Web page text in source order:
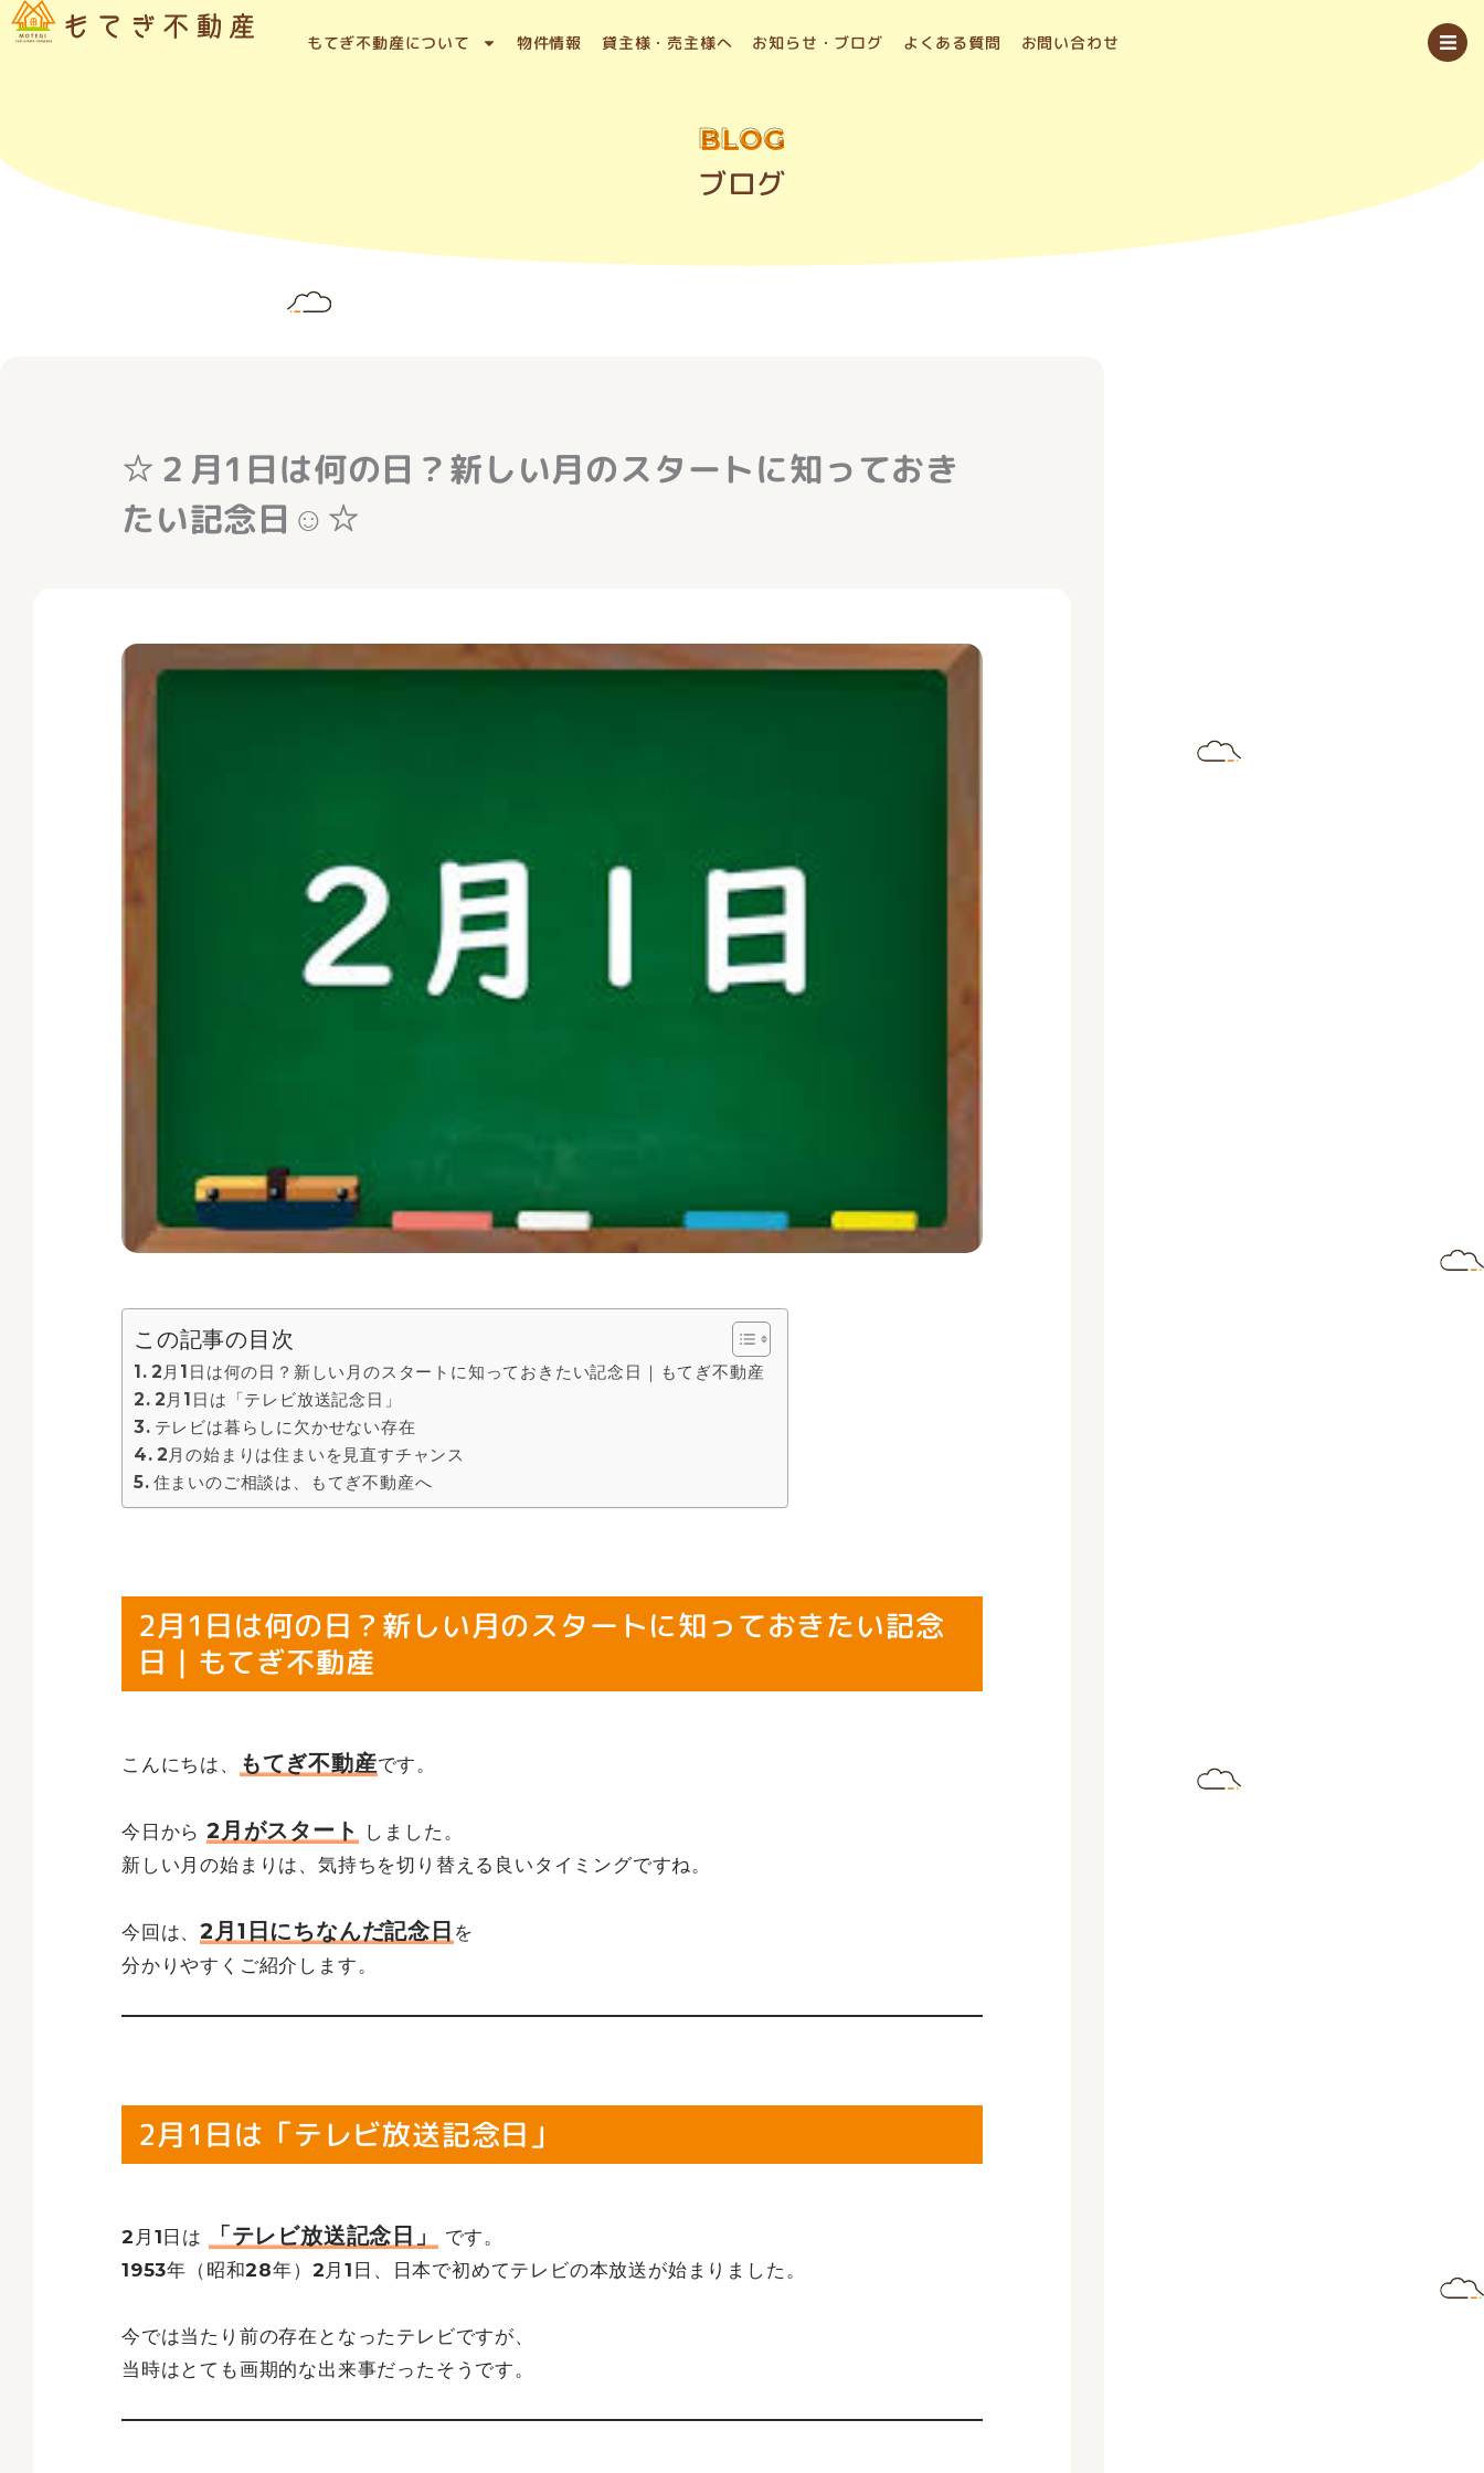
内
容
プ
もてぎ不動産について 物件情報 貸主様・売主様へ お知らせ・ブログ よくある質問 お問い合わせ
BLOG
ブログ
☆２月1日は何の日？新しい月のスタートに知っておき
たい記念日☺☆
この記事の目次
2月1日は何の日？新しい月のスタートに知っておきたい記念日｜もてぎ不動産
2月1日は「テレビ放送記念日」
テレビは暮らしに欠かせない存在
2月の始まりは住まいを見直すチャンス
住まいのご相談は、もてぎ不動産へ
2月1日は何の日？新しい月のスタートに知っておきたい記念
日｜もてぎ不動産
こんにちは、 もてぎ不動産です。
今日から 2月がスタート
しました。
新しい月の始まりは、気持ちを切り替える良いタイミングですね。
今回は、2月1日にちなんだ記念日 を
分かりやすくご紹介します。
2月1日は「テレビ放送記念日」
2月1日は 「テレビ放送記念日」
です。
1953年（昭和28年）2月1日、日本で初めてテレビの本放送が始まりました。
今では当たり前の存在となったテレビですが、
当時はとても画期的な出来事だったそうです。